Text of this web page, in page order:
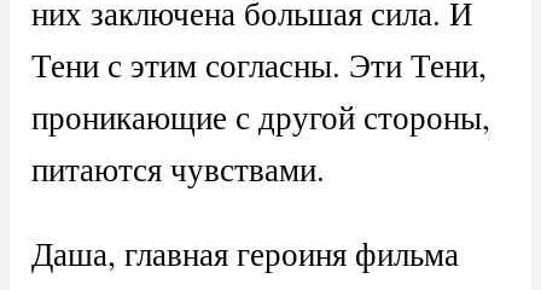
них заключена большая сила. И
Тени с этим согласны. Эти Тени,
проникающие с другой стороны,
питаются чувствами.
Даша, главная героиня фильма